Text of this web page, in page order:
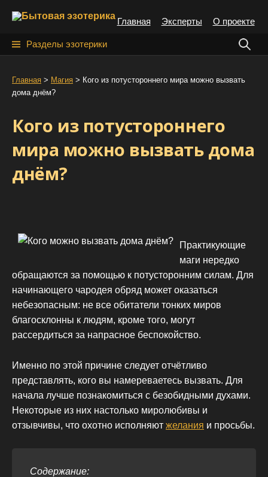
Главная Эксперты О проекте
Разделы эзотерики
Н
й
Главная > Магия > Кого из потустороннего мира можно вызвать
дома днём?
Кого из потустороннего
мира можно вызвать дома
днём?
Практикующие
маги нередко
обращаются за помощью к потусторонним силам. Для
начинающего чародея обряд может оказаться
небезопасным: не все обитатели тонких миров
благосклонны к людям, кроме того, могут
рассердиться за напрасное беспокойство.
Именно по этой причине следует отчётливо
представлять, кого вы намереваетесь вызвать. Для
начала лучше познакомиться с безобидными духами.
Некоторые из них настолько миролюбивы и
отзывчивы, что охотно исполняют желания и просьбы.
Содержание: